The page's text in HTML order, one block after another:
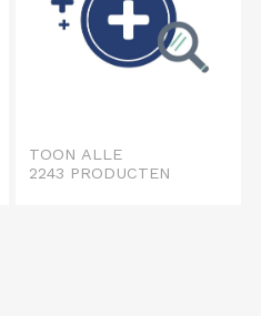
TOON ALLE
2243 PRODUCTEN